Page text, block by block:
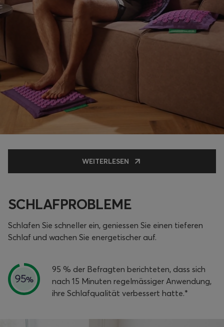
WEITERLESEN
SCHLAFPROBLEME
Schlafen Sie schneller ein, geniessen Sie einen tieferen
Schlaf und wachen Sie energetischer auf.
95 % der Befragten berichteten, dass sich
nach 15 Minuten regelmässiger Anwendung,
ihre Schlafqualität verbessert hatte.*